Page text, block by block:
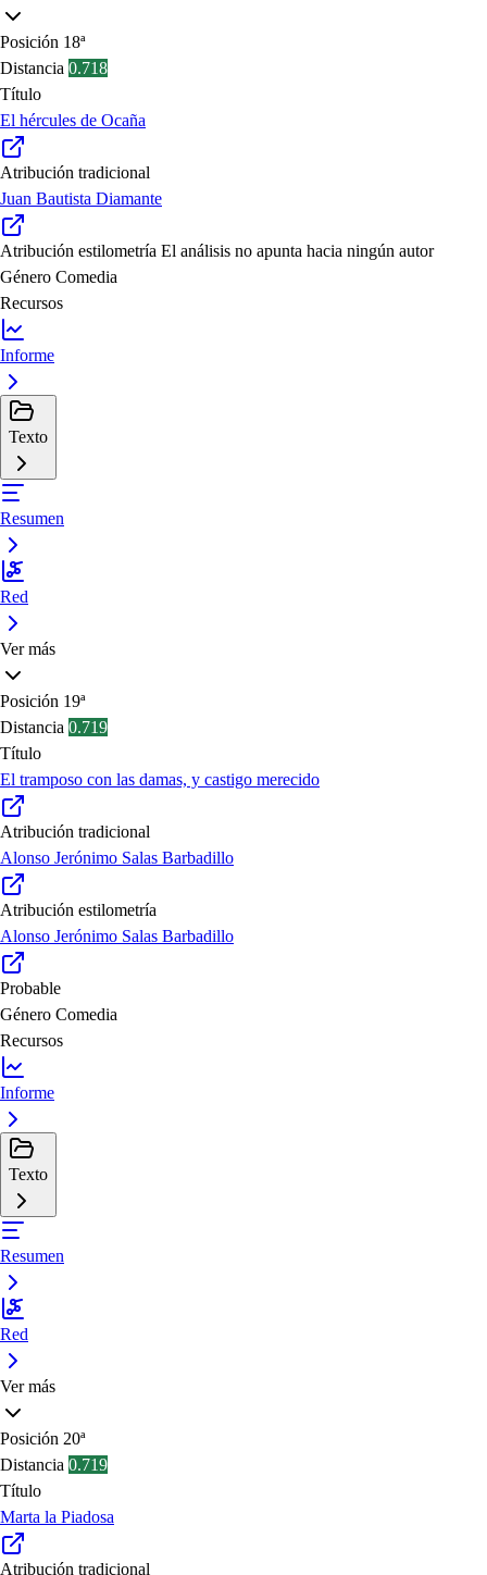
Posición 18ª
Distancia 0.718
Título
El hércules de Ocaña
Atribución tradicional
Juan Bautista Diamante
Atribución estilometría El análisis no apunta hacia ningún autor
Género Comedia
Recursos
Informe
Texto
Resumen
Red
Ver más
Posición 19ª
Distancia 0.719
Título
El tramposo con las damas, y castigo merecido
Atribución tradicional
Alonso Jerónimo Salas Barbadillo
Atribución estilometría
Alonso Jerónimo Salas Barbadillo
Probable
Género Comedia
Recursos
Informe
Texto
Resumen
Red
Ver más
Posición 20ª
Distancia 0.719
Título
Marta la Piadosa
Atribución tradicional